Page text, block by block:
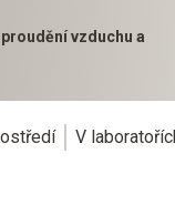
vzduchu a
V